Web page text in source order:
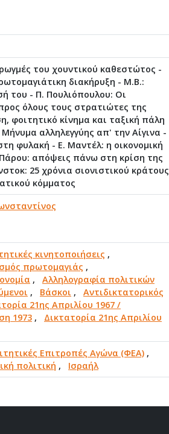
του χουντικού καθεστώτος -
διακήρυξη - Μ.Β.:
του - Π. Πουλιόπουλου: Οι
όλους τους στρατιώτες της
φοιτητικό κίνημα και ταξική πάλη
αλληλεγγύης απ' την Αίγινα -
φυλακή - Ε. Μαντέλ: η οικονομική
απόψεις πάνω στη κρίση της
25 χρόνια σιονιστικού κράτους
κόμματος
κινητοποιήσεις ,
πρωτομαγιάς ,
, Αλληλογραφία πολιτικών
, Βάσκοι , Αντιδικτατορικός
21ης Απριλίου 1967 /
1973 , Δικτατορία 21ης Απριλίου
Επιτροπές Αγώνα (ΦΕΑ) ,
πολιτική , Ισραήλ